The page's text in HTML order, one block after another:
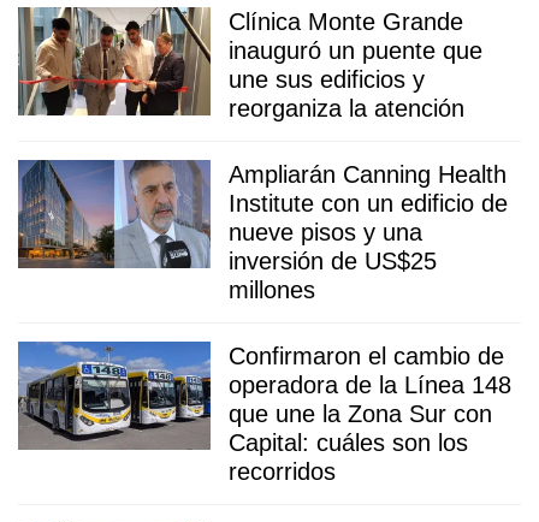
Clínica Monte Grande
inauguró un puente que
une sus edificios y
reorganiza la atención
Ampliarán Canning Health
Institute con un edificio de
nueve pisos y una
inversión de US$25
millones
Confirmaron el cambio de
operadora de la Línea 148
que une la Zona Sur con
Capital: cuáles son los
recorridos